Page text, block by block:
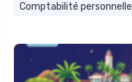
Comptabilité personnelle